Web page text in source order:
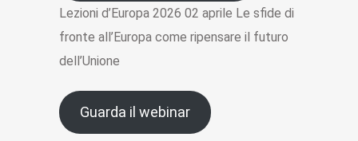
Lezioni d’Europa 2026 02 aprile Le sfide di
fronte all’Europa come ripensare il futuro
dell’Unione
Guarda il webinar